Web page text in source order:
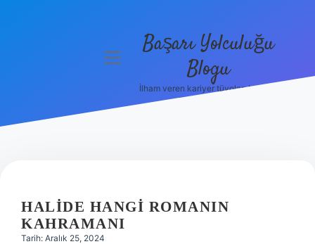
Hakkımızda
menüyüBaşarı Yolculuğu
Blogu
İlham veren kariyer tüyoları burada!
HALIDE HANGI ROMANIN
KAHRAMANI
Tarih: Aralık 25, 2024